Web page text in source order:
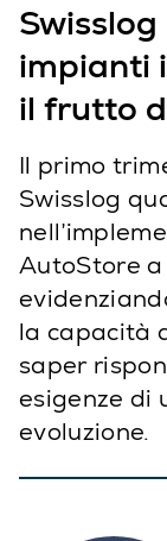
impianti
il frutto
Il primo
Swisslog
AutoStore
la capacità
saper
esigenze di
evoluzione.